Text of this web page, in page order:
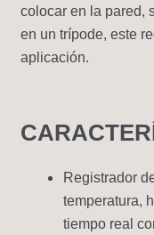
colocar en la pared,
en un trípode, este
aplicación.
Registrador
temperatura,
tiempo real